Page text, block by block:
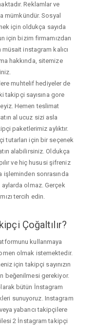
Reklamlar ve
mümkündür. Sosyal
için oldukça sayıda
için bizim firmamızdan
müsait instagram kalıcı
hakkında, sitemize
muhtelif hediyeler de
takipçi sayısına gore
Hemen teslimat
al ucuz sizi asla
paketlerimiz aylıktır.
tutarları için bir seçenek
alabilirsiniz. Oldukça
ve hiç hususi şifreniz
işleminden sonrasında
olmaz. Gerçek
tercih edin.
Çoğaltılır?
kullanmaya
olmak istemektedir.
için takipçi sayınızın
beğenilmesi gerekiyor.
bütün İnstagram
sunuyoruz. Instagram
yabancı takipçilere
2 İnstagram takipçi